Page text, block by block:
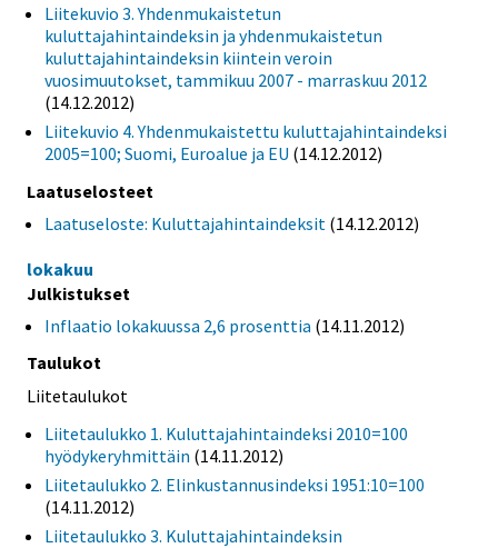
Liitekuvio 3. Yhdenmukaistetun
kuluttajahintaindeksin ja yhdenmukaistetun
kuluttajahintaindeksin kiintein veroin
vuosimuutokset, tammikuu 2007 - marraskuu 2012
(14.12.2012)
Liitekuvio 4. Yhdenmukaistettu kuluttajahintaindeksi
2005=100; Suomi, Euroalue ja EU (14.12.2012)
Laatuselosteet
Laatuseloste: Kuluttajahintaindeksit (14.12.2012)
lokakuu
Julkistukset
Inflaatio lokakuussa 2,6 prosenttia (14.11.2012)
Taulukot
Liitetaulukot
Liitetaulukko 1. Kuluttajahintaindeksi 2010=100
hyödykeryhmittäin (14.11.2012)
Liitetaulukko 2. Elinkustannusindeksi 1951:10=100
(14.11.2012)
Liitetaulukko 3. Kuluttajahintaindeksin